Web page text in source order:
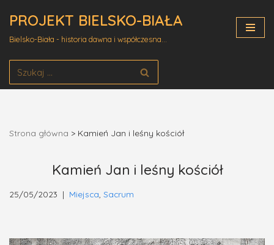
treści
PROJEKT BIELSKO-BIAŁA
Bielsko-Biała - historia dawna i współczesna...
Strona główna > Kamień Jan i leśny kościół
Kamień Jan i leśny kościół
25/05/2023 Miejsca Sacrum